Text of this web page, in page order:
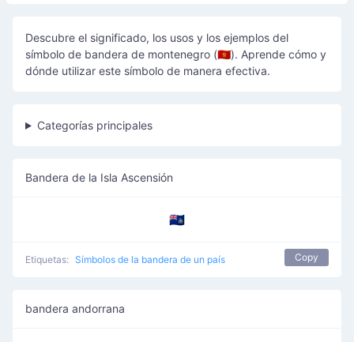
Descubre el significado, los usos y los ejemplos del
símbolo de bandera de montenegro (🇲🇪). Aprende cómo y
dónde utilizar este símbolo de manera efectiva.
Categorías principales
Bandera de la Isla Ascensión
🇦🇨
Etiquetas: Símbolos de la bandera de un país Copy
bandera andorrana